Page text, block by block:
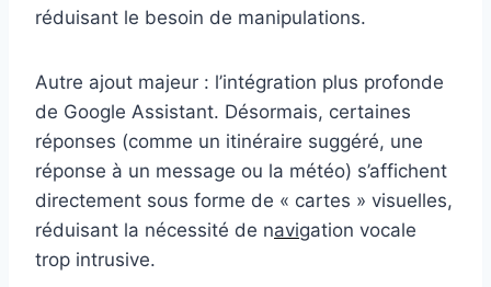
réduisant le besoin de manipulations.
Autre ajout majeur : l’intégration plus profonde
de Google Assistant. Désormais, certaines
réponses (comme un itinéraire suggéré, une
réponse à un message ou la météo) s’affichent
directement sous forme de « cartes » visuelles,
réduisant la nécessité de navigation vocale
trop intrusive.